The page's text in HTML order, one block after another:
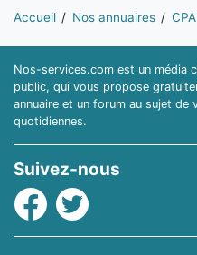
Vous êtes ici:
Accueil Nos annuaires
Nos-services.com est un média
public, qui vous propose
annuaire et un forum au sujet
quotidiennes.
Suivez-nous
Facebook
Twitter